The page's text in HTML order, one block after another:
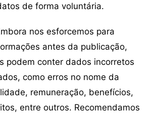
de forma voluntária.
nos esforcemos para
antes da publicação,
podem conter dados incorretos
como erros no nome da
remuneração, benefícios,
entre outros. Recomendamos